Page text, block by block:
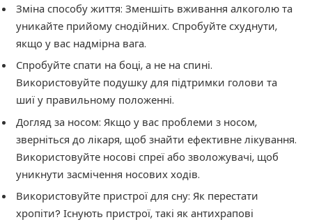
Зміна способу життя: Зменшіть вживання алкоголю та
уникайте прийому снодійних. Спробуйте схуднути,
якщо у вас надмірна вага.
Спробуйте спати на боці, а не на спині.
Використовуйте подушку для підтримки голови та
шиї у правильному положенні.
Догляд за носом: Якщо у вас проблеми з носом,
зверніться до лікаря, щоб знайти ефективне лікування.
Використовуйте носові спреї або зволожувачі, щоб
уникнути засмічення носових ходів.
Використовуйте пристрої для сну: Як перестати
хропіти? Існують пристрої, такі як антихрапові